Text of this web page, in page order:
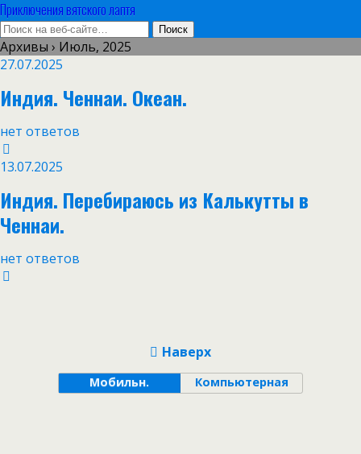
Приключения вятского лаптя
Архивы › Июль, 2025
27.07.2025
Индия. Ченнаи. Океан.
нет ответов
13.07.2025
Индия. Перебираюсь из Калькутты в
Ченнаи.
нет ответов
Наверх
Мобильн. Компьютерная